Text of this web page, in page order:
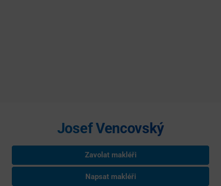
Josef Vencovský
Zavolat makléři
Napsat makléři